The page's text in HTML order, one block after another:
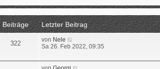
r
e
i
t
a
s
e
r
B
r
Beiträge
Letzter Beitrag
322 von Nele
e
e
s
Sa 26. Feb 2022, 09:35